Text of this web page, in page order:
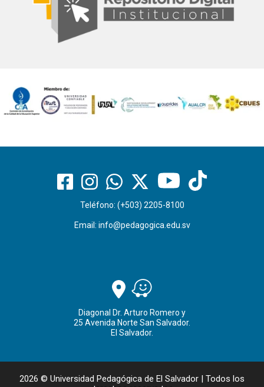
Teléfono: (+503) 2205-8100
Email: info@pedagogica.edu.sv
Diagonal Dr. Arturo Romero y
25 Avenida Norte San Salvador.
El Salvador.
2026 © Universidad Pedagógica de El Salvador | Todos los